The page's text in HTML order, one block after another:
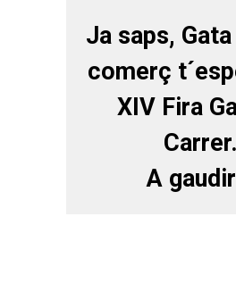
Ja saps,
comerç
XIV Fira
Carrer.
A